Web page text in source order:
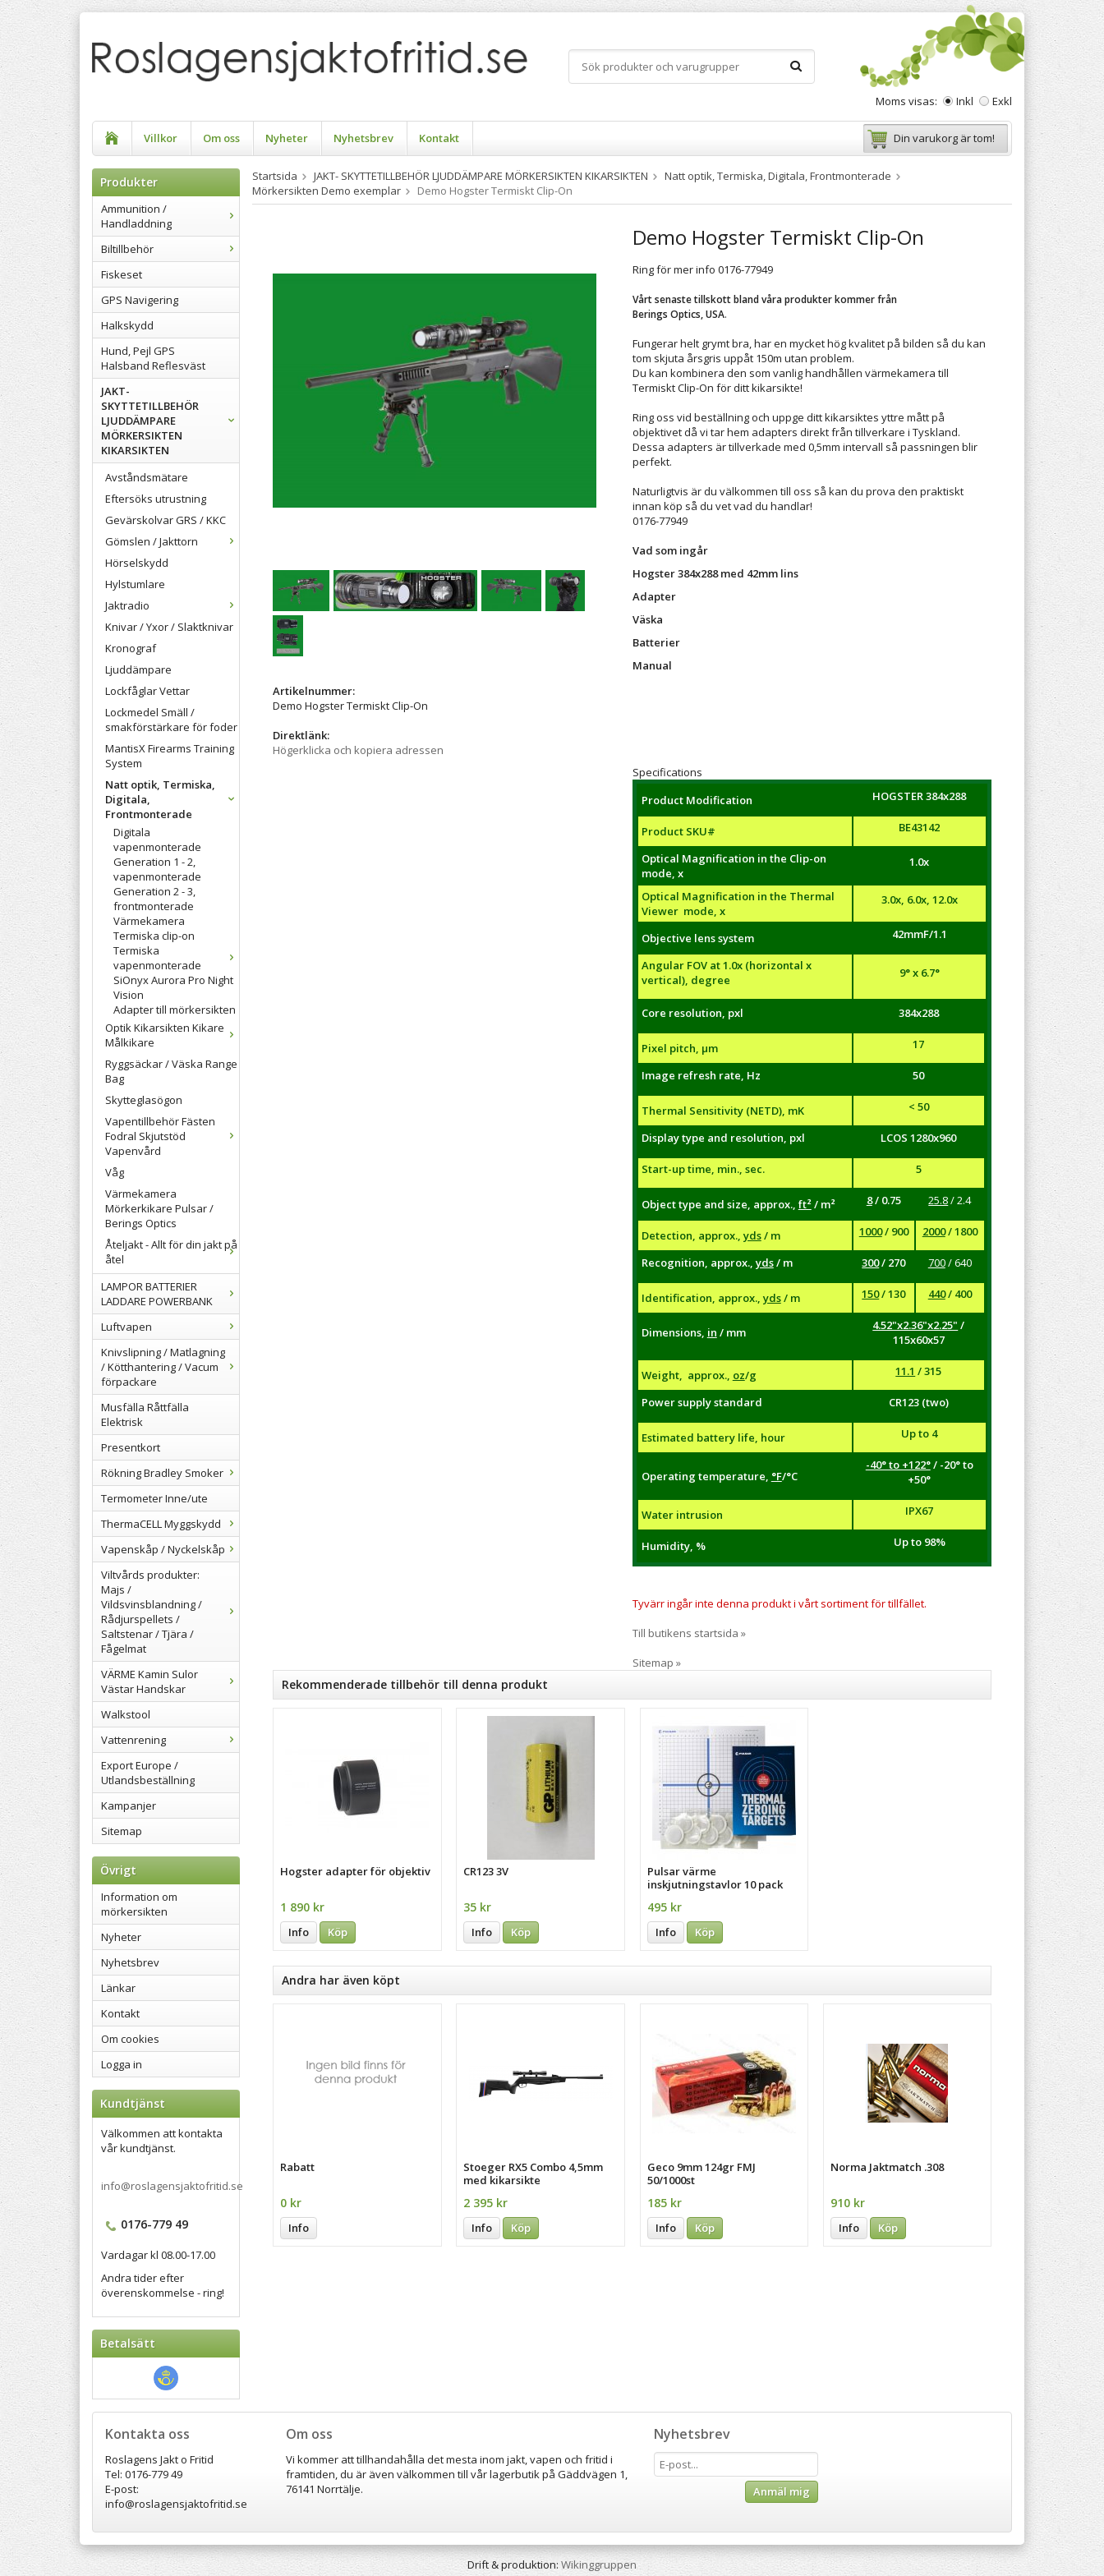
Moms visas: Inkl Exkl
Villkor Om oss Nyheter Nyhetsbrev Kontakt Din varukorg är tom!
Produkter
Ammunition /
Handladdning
Biltillbehör
Fiskeset
GPS Navigering
Halkskydd
Hund, Pejl GPS
Halsband Reflesväst
JAKT-
SKYTTETILLBEHÖR
LJUDDÄMPARE
MÖRKERSIKTEN
KIKARSIKTEN
Avståndsmätare
Eftersöks utrustning
Gevärskolvar GRS / KKC
Gömslen / Jakttorn
Hörselskydd
Hylstumlare
Jaktradio
Knivar / Yxor / Slaktknivar
Kronograf
Ljuddämpare
Lockfåglar Vettar
Lockmedel Smäll /
smakförstärkare för foder
MantisX Firearms Training
System
Natt optik, Termiska,
Digitala,
Frontmonterade
Digitala
vapenmonterade
Generation 1 - 2,
vapenmonterade
Generation 2 - 3,
frontmonterade
Värmekamera
Termiska clip-on
Termiska
vapenmonterade
SiOnyx Aurora Pro Night
Vision
Adapter till mörkersikten
Optik Kikarsikten Kikare
Målkikare
Ryggsäckar / Väska Range
Bag
Skytteglasögon
Vapentillbehör Fästen
Fodral Skjutstöd
Vapenvård
Våg
Värmekamera
Mörkerkikare Pulsar /
Berings Optics
Åteljakt - Allt för din jakt på
åtel
LAMPOR BATTERIER
LADDARE POWERBANK
Luftvapen
Knivslipning / Matlagning
/ Kötthantering / Vacum
förpackare
Musfälla Råttfälla
Elektrisk
Presentkort
Rökning Bradley Smoker
Termometer Inne/ute
ThermaCELL Myggskydd
Vapenskåp / Nyckelskåp
Viltvårds produkter:
Majs /
Vildsvinsblandning /
Rådjurspellets /
Saltstenar / Tjära /
Fågelmat
VÄRME Kamin Sulor
Västar Handskar
Walkstool
Vattenrening
Export Europe /
Utlandsbeställning
Kampanjer
Sitemap
Övrigt
Information om
mörkersikten
Nyheter
Nyhetsbrev
Länkar
Kontakt
Om cookies
Logga in
Kundtjänst
Välkommen att kontakta
vår kundtjänst.
info@roslagensjaktofritid.se
0176-779 49
Vardagar kl 08.00-17.00
Andra tider efter
överenskommelse - ring!
Betalsätt
Startsida JAKT- SKYTTETILLBEHÖR LJUDDÄMPARE MÖRKERSIKTEN KIKARSIKTEN
Natt optik, Termiska, Digitala, Frontmonterade
Mörkersikten Demo exemplar
Demo Hogster Termiskt Clip-On
Demo Hogster Termiskt Clip-On
Ring för mer info 0176-77949
Vårt senaste tillskott bland våra produkter kommer från
Berings Optics, USA.
Fungerar helt grymt bra, har en mycket hög kvalitet på bilden så du kan
tom skjuta årsgris uppåt 150m utan problem.
Du kan kombinera den som vanlig handhållen värmekamera till
Termiskt Clip-On för ditt kikarsikte!
Ring oss vid beställning och uppge ditt kikarsiktes yttre mått på
objektivet då vi tar hem adapters direkt från tillverkare i Tyskland.
Dessa adapters är tillverkade med 0,5mm intervall så passningen blir
perfekt.
Naturligtvis är du välkommen till oss så kan du prova den praktiskt
innan köp så du vet vad du handlar!
0176-77949
Vad som ingår
Hogster 384x288 med 42mm lins
Adapter
Väska
Batterier
Manual
Specifications
Product Modification
HOGSTER 384x288
Product SKU# BE43142
Optical Magnification in the Clip-on
mode, x
1.0x
Optical Magnification in the Thermal
Viewer mode, x
3.0x, 6.0x, 12.0x
Objective lens system 42mmF/1.1
Angular FOV at 1.0x (horizontal x
vertical), degree
9° x 6.7°
Core resolution, pxl 384x288
Pixel pitch, µm 17
Image refresh rate, Hz 50
Thermal Sensitivity (NETD), mK < 50
Display type and resolution, pxl LCOS 1280x960
Start-up time, min., sec. 5
Object type and size, approx., ft²/ m² 8/ 0.75 25.8/ 2.4
Detection, approx., yds/ m 1000/ 900 2000/ 1800
Recognition, approx.,yds/ m 300/ 270 700/ 640
Identification, approx., yds/ m 150/ 130 440/ 400
Dimensions, in / mm 4.52"x2.36"x2.25" /
115x60x57
Weight, approx., oz/g 11.1 / 315
Power supply standard CR123 (two)
Estimated battery life, hour Up to 4
Operating temperature, °F/°С
-40° to +122°/ -20° to
+50°
Water intrusion IPX67
Humidity, % Up to 98%
Tyvärr ingår inte denna produkt i vårt sortiment för tillfället.
Till butikens startsida »
Sitemap »
Artikelnummer:
Demo Hogster Termiskt Clip-On
Direktlänk:
Högerklicka och kopiera adressen
Rekommenderade tillbehör till denna produkt
Hogster adapter för objektiv
1 890 kr
Info Köp
CR123 3V
35 kr
Info Köp
Pulsar värme
inskjutningstavlor 10 pack
495 kr
Info Köp
Andra har även köpt
Rabatt
0 kr
Info
Stoeger RX5 Combo 4,5mm
med kikarsikte
2 395 kr
Info Köp
Geco 9mm 124gr FMJ
50/1000st
185 kr
Info Köp
Norma Jaktmatch .308
910 kr
Info Köp
Kontakta oss
Roslagens Jakt o Fritid
Tel: 0176-779 49
E-post:
info@roslagensjaktofritid.se
Nyhetsbrev
Anmäl mig
Om oss
Vi kommer att tillhandahålla det mesta inom jakt, vapen och fritid i
framtiden, du är även välkommen till vår lagerbutik på Gäddvägen 1,
76141 Norrtälje.
Drift & produktion: Wikinggruppen